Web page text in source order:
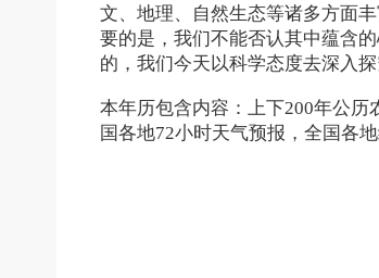
文、地理、自然生态等诸多方面
要的是，我们不能否认其中蕴含
的，我们今天以科学态度去深入
本年历包含内容：上下200年公
国各地72小时天气预报，全国各